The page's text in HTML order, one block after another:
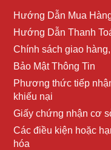
Hướng Dẫn Mua
Hướng Dẫn Thanh
Chính sách giao
Bảo Mật Thông Tin
Phương thức tiếp
khiếu nại
Giấy chứng nhận cơ
Các điều kiện hoặc
hóa